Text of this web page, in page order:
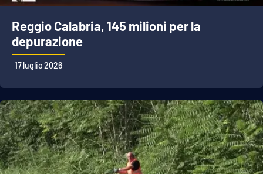
Reggio Calabria, 145 milioni per la
depurazione
17 luglio 2026